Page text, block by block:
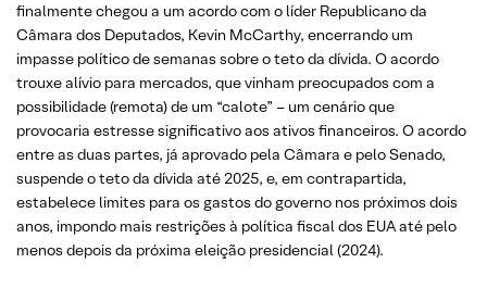
finalmente chegou a um acordo com o líder Republicano da
Câmara dos Deputados, Kevin McCarthy, encerrando um
impasse político de semanas sobre o teto da dívida. O acordo
trouxe alívio para mercados, que vinham preocupados com a
possibilidade (remota) de um “calote” – um cenário que
provocaria estresse significativo aos ativos financeiros. O acordo
entre as duas partes, já aprovado pela Câmara e pelo Senado,
suspende o teto da dívida até 2025, e, em contrapartida,
estabelece limites para os gastos do governo nos próximos dois
anos, impondo mais restrições à política fiscal dos EUA até pelo
menos depois da próxima eleição presidencial (2024).